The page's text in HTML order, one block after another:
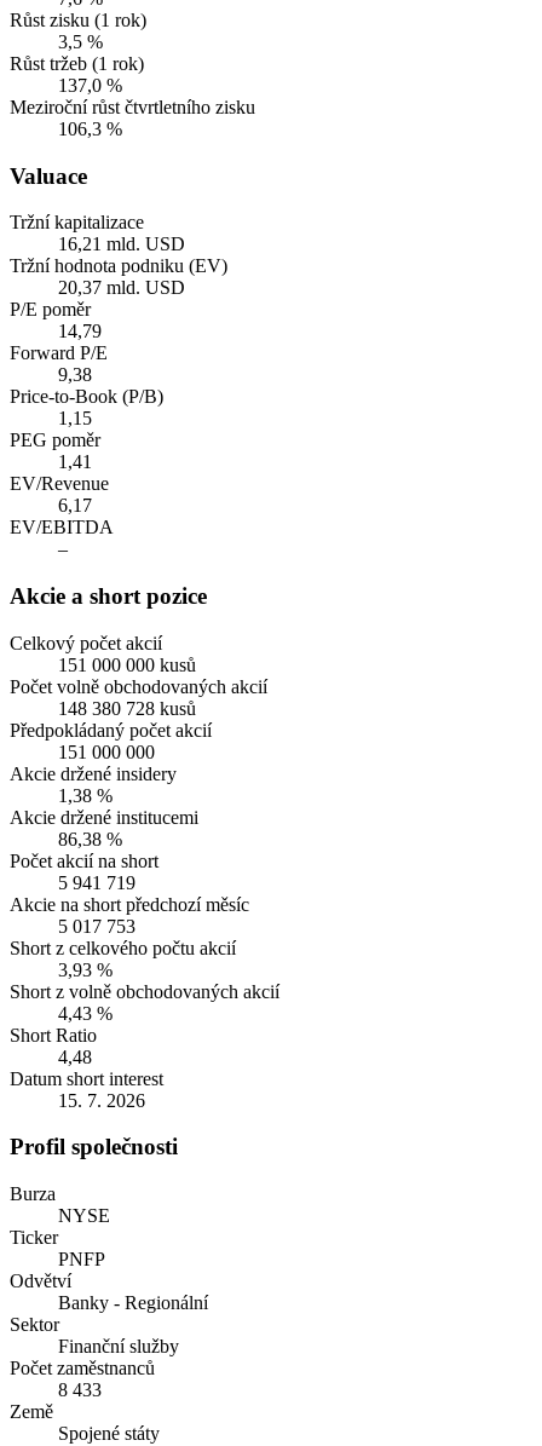
Růst zisku (1 rok)
3,5 %
Růst tržeb (1 rok)
137,0 %
Meziroční růst čtvrtletního zisku
106,3 %
Valuace
Tržní kapitalizace
16,21 mld. USD
Tržní hodnota podniku (EV)
20,37 mld. USD
P/E poměr
14,79
Forward P/E
9,38
Price-to-Book (P/B)
1,15
PEG poměr
1,41
EV/Revenue
6,17
EV/EBITDA
–
Akcie a short pozice
Celkový počet akcií
151 000 000 kusů
Počet volně obchodovaných akcií
148 380 728 kusů
Předpokládaný počet akcií
151 000 000
Akcie držené insidery
1,38 %
Akcie držené institucemi
86,38 %
Počet akcií na short
5 941 719
Akcie na short předchozí měsíc
5 017 753
Short z celkového počtu akcií
3,93 %
Short z volně obchodovaných akcií
4,43 %
Short Ratio
4,48
Datum short interest
15. 7. 2026
Profil společnosti
Burza
NYSE
Ticker
PNFP
Odvětví
Banky - Regionální
Sektor
Finanční služby
Počet zaměstnanců
8 433
Země
Spojené státy